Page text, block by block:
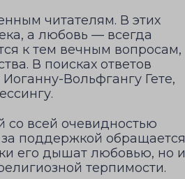
читателям. В этих
а любовь — всегда
к тем вечным вопросам,
В поисках ответов
Вольфгангу Гете,
со всей очевидностью
поддержкой обращается
его дышат любовью, но и
терпимости.